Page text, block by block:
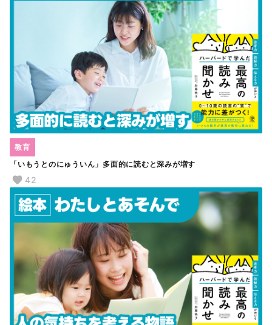
「いもうとのにゅういん」多面的に読むと深みが増す
教育
42